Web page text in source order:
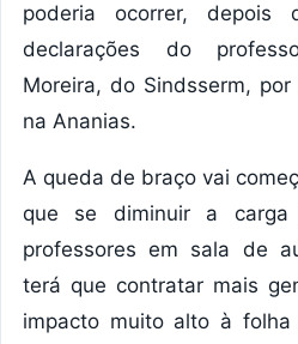
poderia ocorrer,
declarações do
Moreira, do Sindsserm,
na Ananias.
A queda de braço vai
que se diminuir a carga
professores em sala de
terá que contratar mais
impacto muito alto à folha